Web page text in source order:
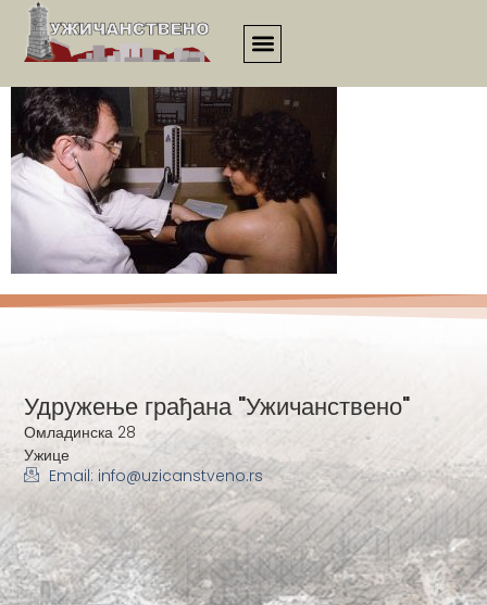
430
Удружење грађана "Ужичанствено"
Омладинска 28
Ужице
Email: info@uzicanstveno.rs